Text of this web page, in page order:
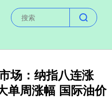
场：纳指八连涨
单周涨幅 国际油价